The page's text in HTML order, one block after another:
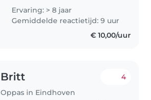
baby's, peuters, kleuters en
schoolkinderen. Ik spreek naast
Nederlands ook Engels en
Ervaring: > 8 jaar
Gemiddelde reactietijd: 9 uur
€ 10,00/uur
Britt
Oppas in Eindhoven
4